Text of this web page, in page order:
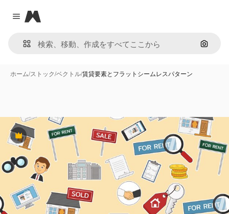
Close menu
Magnific
画像で
ホーム/ストック/ベクトル/賃貸要素とフラットシームレスパターン
Premium